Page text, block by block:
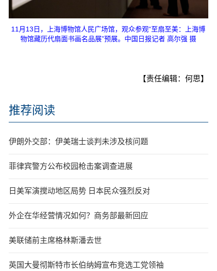
11月13日，上海博物馆人民广场馆，观众参观“至扇至美：上海博
物馆藏历代扇面书画名品展”预展。中国日报记者 高尔强 摄
【责任编辑：何思】
推荐阅读
伊朗外交部：伊美瑞士谈判未涉及核问题
菲律宾警方公布校园枪击案调查进展
日美军演搅动地区局势 日本民众强烈反对
外企在华经营情况如何？商务部最新回应
美联储前主席格林斯潘去世
英国大曼彻斯特市长伯纳姆宣布竞选工党领袖